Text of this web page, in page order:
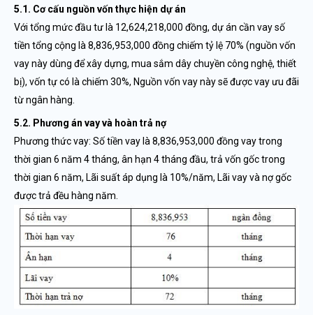
5.1. Cơ cấu nguồn vốn thực hiện dự án
Với tổng mức đầu tư là 12,624,218,000 đồng, dự án cần vay số
tiền tổng cộng là 8,836,953,000 đồng chiếm tỷ lệ 70% (nguồn vốn
vay này dùng để xây dựng, mua sắm dây chuyền công nghệ, thiết
bị), vốn tự có là chiếm 30%, Nguồn vốn vay này sẽ được vay ưu đãi
từ ngân hàng.
5.2. Phương án vay và hoàn trả nợ
Phương thức vay: Số tiền vay là 8,836,953,000 đồng vay trong
thời gian 6 năm 4 tháng, ân hạn 4 tháng đầu, trả vốn gốc trong
thời gian 6 năm, Lãi suất áp dụng là 10%/năm, Lãi vay và nợ gốc
được trả đều hàng năm.